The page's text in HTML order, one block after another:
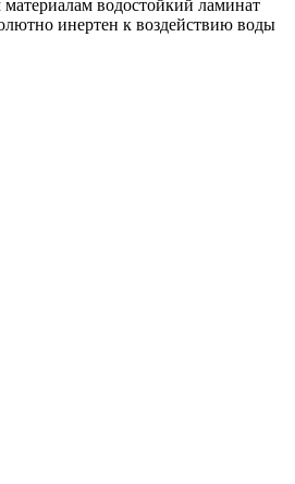
водостойкий ламинат
инертен к воздействию воды